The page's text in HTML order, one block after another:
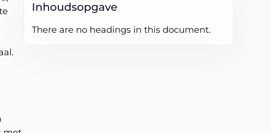
Inhoudsopgave
There are no headings in this document.